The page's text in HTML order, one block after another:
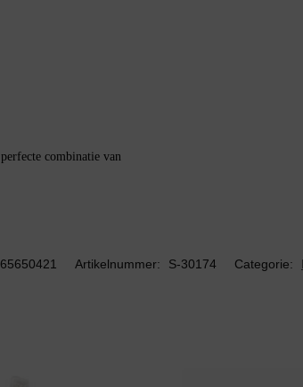
combinatie van
Artikelnummer: S-30174 Categorie: